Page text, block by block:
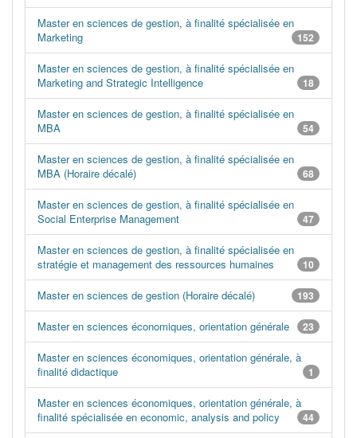
Master en sciences de gestion, à finalité spécialisée en
Marketing
152
Master en sciences de gestion, à finalité spécialisée en
Marketing and Strategic Intelligence
18
Master en sciences de gestion, à finalité spécialisée en
MBA
54
Master en sciences de gestion, à finalité spécialisée en
MBA (Horaire décalé)
68
Master en sciences de gestion, à finalité spécialisée en
Social Enterprise Management
47
Master en sciences de gestion, à finalité spécialisée en
stratégie et management des ressources humaines
10
Master en sciences de gestion (Horaire décalé) 193
Master en sciences économiques, orientation générale 23
Master en sciences économiques, orientation générale, à
finalité didactique
1
Master en sciences économiques, orientation générale, à
finalité spécialisée en economic, analysis and policy
44